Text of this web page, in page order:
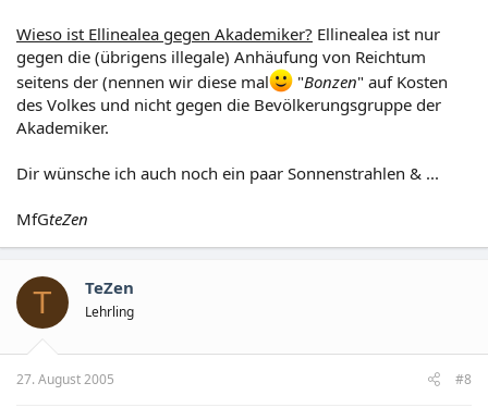
Wieso ist Ellinealea gegen Akademiker? Ellinealea ist nur
gegen die (übrigens illegale) Anhäufung von Reichtum
seitens der (nennen wir diese mal
"Bonzen" auf Kosten
des Volkes und nicht gegen die Bevölkerungsgruppe der
Akademiker.
Dir wünsche ich auch noch ein paar Sonnenstrahlen & ...
MfGteZen
T TeZen
Lehrling
27. August 2005 #8